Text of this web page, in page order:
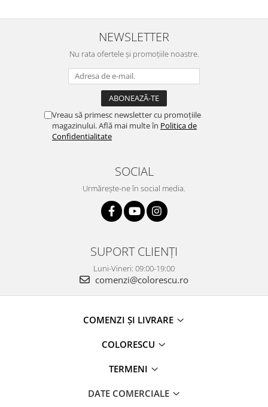
NEWSLETTER
Nu rata ofertele și promoțiile noastre.
Vreau să primesc newsletter cu promoțiile
magazinului. Află mai multe în Politica de
Confidentialitate
SOCIAL
Urmărește-ne în social media.
SUPORT CLIENȚI
Luni-Vineri: 09:00-19:00
comenzi@colorescu.ro
COMENZI ȘI LIVRARE
COLORESCU
TERMENI
DATE COMERCIALE